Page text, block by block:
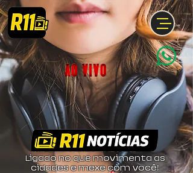
Ligado no que movimenta as
cidades e mexe com você!